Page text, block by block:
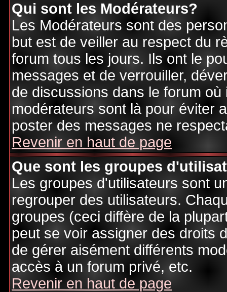
Qui sont les Modérateurs?
Les Modérateurs sont des
but est de veiller au respect du
forum tous les jours. Ils ont le
messages et de verrouiller,
de discussions dans le forum
modérateurs sont là pour éviter
poster des messages ne
Revenir en haut de page
Que sont les groupes
Les groupes d'utilisateurs sont
regrouper des utilisateurs.
groupes (ceci diffère de la
peut se voir assigner des droits
de gérer aisément différents
accès à un forum privé, etc.
Revenir en haut de page